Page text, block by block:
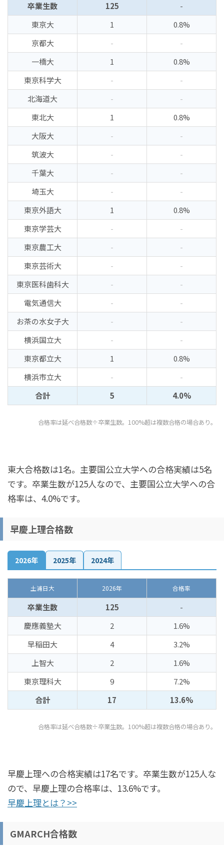
卒業生数 125
-
東京大
1
0.8%
京都大
-
-
一橋大
1
0.8%
東京科学大
-
-
北海道大
-
-
東北大
1
0.8%
大阪大
-
-
筑波大
-
-
千葉大
-
-
埼玉大
-
-
東京外語大
1
0.8%
東京学芸大
-
-
東京農工大
-
-
東京芸術大
-
-
東京医科歯科大
-
-
電気通信大
-
-
お茶の水女子大
-
-
横浜国立大
-
-
東京都立大
1
0.8%
横浜市立大
-
-
合計
5 4.0%
合格率は延べ合格数÷卒業生数。100%超は複数合格の場合あり。
東大合格数は1名。主要国公立大学への合格実績は5名
です。卒業生数が125人なので、主要国公立大学への合
格率は、4.0%です。
早慶上理合格数
2026年 2025年 2024年
土浦日大 2026年 合格率
卒業生数 125
-
慶應義塾大
2
1.6%
早稲田大
4
3.2%
上智大
2
1.6%
東京理科大
9
7.2%
合計
17 13.6%
合格率は延べ合格数÷卒業生数。100%超は複数合格の場合あり。
早慶上理への合格実績は17名です。卒業生数が125人な
ので、早慶上理の合格率は、13.6%です。
早慶上理とは？>>
GMARCH合格数